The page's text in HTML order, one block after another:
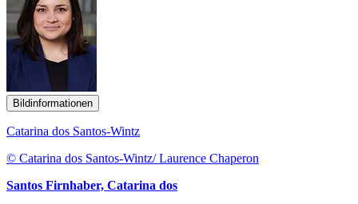
Bildinformationen
Catarina dos Santos-Wintz
© Catarina dos Santos-Wintz/ Laurence Chaperon
Santos Firnhaber, Catarina dos